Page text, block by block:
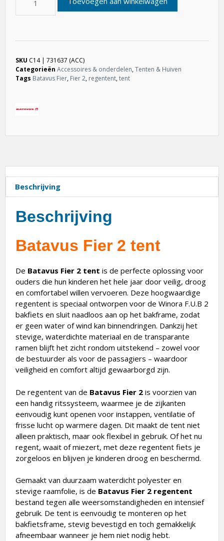
SKU C14 | 731637 (ACC)
Categorieën Accessoires & onderdelen,Tenten & Huiven
Tags Batavus Fier, Fier 2, regentent,tent
Beschrijving
Beschrijving
Batavus Fier 2 tent
De Batavus Fier 2 tent is de perfecte oplossing voor
ouders die hun kinderen het hele jaar door veilig, droog
en comfortabel willen vervoeren. Deze hoogwaardige
regentent is speciaal ontworpen voor de Winora F.U.B 2
bakfiets en sluit naadloos aan op het bakframe, zodat
er geen water of wind kan binnendringen. Dankzij het
stevige, waterdichte materiaal en de transparante
ramen blijft het zicht rondom uitstekend – zowel voor
de bestuurder als voor de passagiers – waardoor
veiligheid en comfort altijd gewaarborgd zijn.
De regentent van de Batavus Fier 2 is voorzien van
een handig ritssysteem, waarmee je de zijkanten
eenvoudig kunt openen voor instappen, ventilatie of
frisse lucht op warmere dagen. Dit maakt de tent niet
alleen praktisch, maar ook flexibel in gebruik. Of het nu
regent, waait of miezert, met deze regentent fiets je
zorgeloos en blijven je kinderen droog en beschermd.
Gemaakt van duurzaam waterdicht polyester en
stevige raamfolie, is de Batavus Fier 2 regentent
bestand tegen alle weersomstandigheden en intensief
gebruik. De tent is eenvoudig te monteren op het
bakfietsframe, stevig bevestigd en toch gemakkelijk
afneembaar wanneer je hem niet nodig hebt.